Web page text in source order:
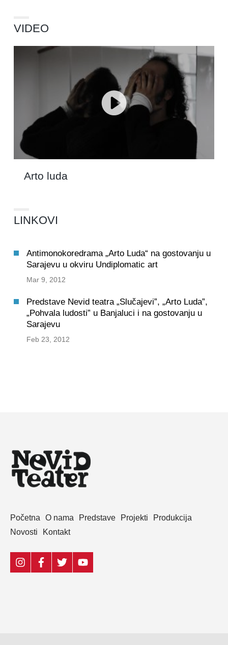
VIDEO
Arto luda
LINKOVI
Antimonokoredrama „Arto Luda“ na gostovanju u
Sarajevu u okviru Undiplomatic art
Mar 9, 2012
Predstave Nevid teatra „Slučajevi”, „Arto Luda”,
„Pohvala ludosti” u Banjaluci i na gostovanju u
Sarajevu
Feb 23, 2012
Početna O nama Predstave Projekti
Produkcija
Novosti
Kontakt